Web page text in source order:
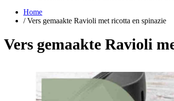
Home
/ Vers gemaakte Ravioli met ricotta en spinazie
Vers gemaakte Ravioli